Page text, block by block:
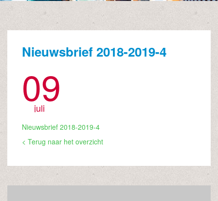
Nieuwsbrief 2018-2019-4
09
juli
Nieuwsbrief 2018-2019-4
< Terug naar het overzicht